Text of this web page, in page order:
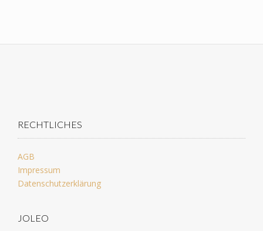
RECHTLICHES
AGB
Impressum
Datenschutzerklärung
JOLEO